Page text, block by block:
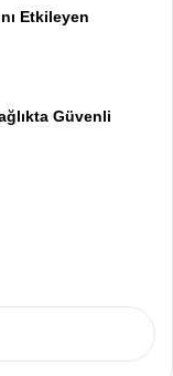
Etkileyen
Güvenli